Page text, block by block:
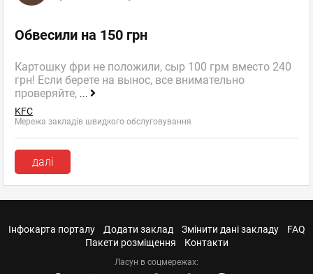
Обвесили на 150 грн
Картошку фри не положили, сыр 100 грм вместо 240
грн! Если берете на вынос, все внимательно
проверяйте, ...
KFC
Мережа закладів швидкого обслуговування
далі
Інфокарта порталу Додати заклад Змінити дані закладу
FAQ
Пакети розміщення
Контакти
Ласун в соцмережах: